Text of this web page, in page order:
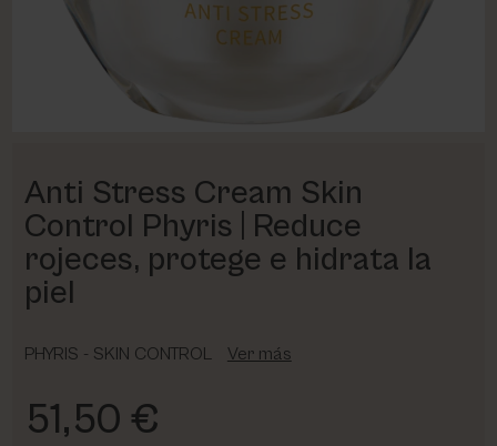
Anti Stress Cream Skin
Control Phyris | Reduce
rojeces, protege e hidrata la
piel
PHYRIS - SKIN CONTROL Ver más
51,50 €
PHARM FOOT
VICTORIA VYNN